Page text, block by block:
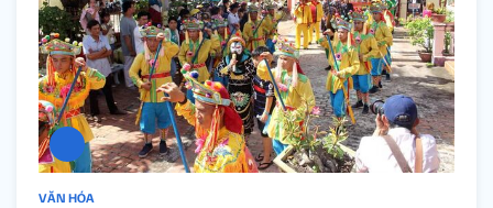
VĂN HÓA